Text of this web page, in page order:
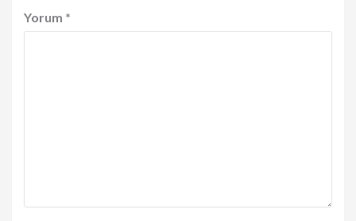
Yorum *